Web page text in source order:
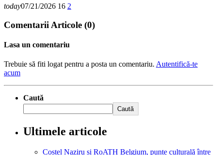
today07/21/2026 16 2
Comentarii Articole (0)
Lasa un comentariu
Trebuie să fiti logat pentru a posta un comentariu. Autentifică-te
acum
Caută
Caută
Ultimele articole
Costel Naziru și RoATH Belgium, punte culturală între